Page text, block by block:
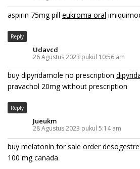
aspirin 75mg pill eukroma oral
Reply
Udavcd
26 Agustus 2023 pukul 10:56 am
buy dipyridamole no prescription
pravachol 20mg without prescription
Reply
Jueukm
28 Agustus 2023 pukul 5:14 am
buy melatonin for sale order
100 mg canada